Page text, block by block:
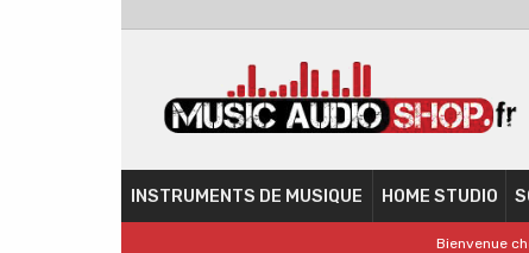
INSTRUMENTS DE MUSIQUE HOME STUDIO
Bienvenue